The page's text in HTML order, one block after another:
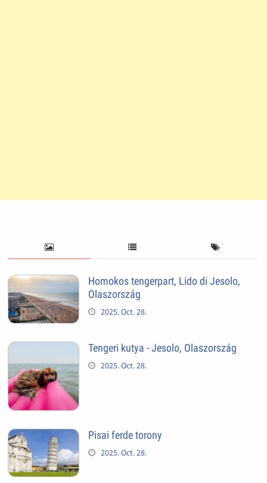
Homokos tengerpart, Lido di Jesolo,
Olaszország
2025. Oct. 28.
Tengeri kutya - Jesolo, Olaszország
2025. Oct. 28.
Pisai ferde torony
2025. Oct. 28.